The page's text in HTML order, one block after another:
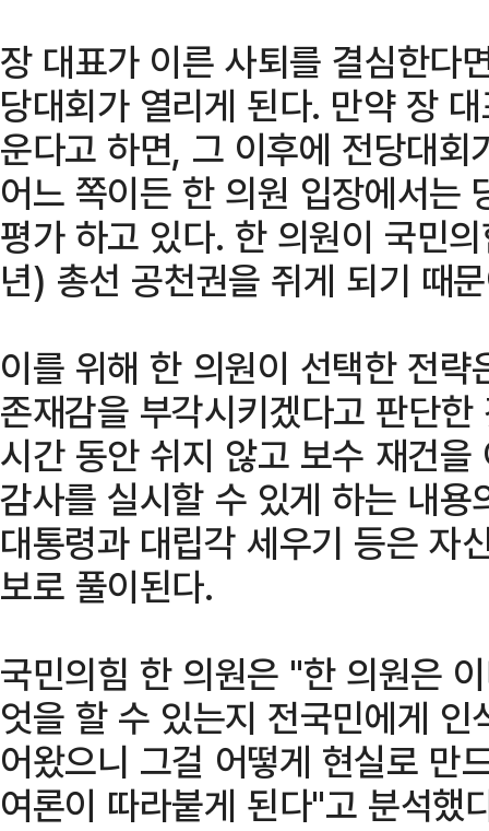
장 대표가 이른 사퇴를 결심한다
당대회가 열리게 된다. 만약 장
운다고 하면, 그 이후에 전당대
어느 쪽이든 한 의원 입장에서는
평가 하고 있다. 한 의원이 국민
년) 총선 공천권을 쥐게 되기 때
이를 위해 한 의원이 선택한 전
존재감을 부각시키겠다고 판단
시간 동안 쉬지 않고 보수 재건
감사를 실시할 수 있게 하는 내
대통령과 대립각 세우기 등은 자
보로 풀이된다.
국민의힘 한 의원은 "한 의원은
엇을 할 수 있는지 전국민에게
어왔으니 그걸 어떻게 현실로 만
여론이 따라붙게 된다"고 분석했